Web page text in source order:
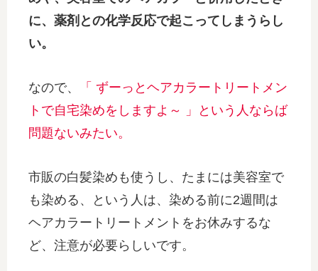
に、薬剤との化学反応で起こってしまうらし
い。
なので、
「 ずーっとヘアカラートリートメン
トで自宅染めをしますよ～ 」という人ならば
問題ないみたい。
市販の白髪染めも使うし、たまには美容室で
も染める、という人は、染める前に2週間は
ヘアカラートリートメントをお休みするな
ど、注意が必要らしいです。